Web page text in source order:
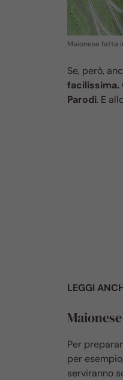
Maionese fatta
Se, però,
facilissima.
Parodi. E
LEGGI
Per
per
serviranno